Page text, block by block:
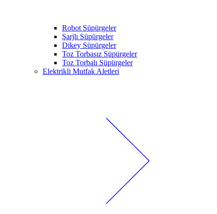
Robot Süpürgeler
Şarjlı Süpürgeler
Dikey Süpürgeler
Toz Torbasız Süpürgeler
Toz Torbalı Süpürgeler
Elektrikli Mutfak Aletleri